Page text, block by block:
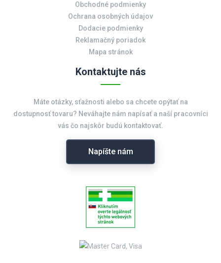
Obchodné podmienky
Ochrana osobných údajov
Dodacie podmienky
Reklamačný poriadok
Mapa stránok
Kontaktujte nás
Máte otázky, sťažnosti alebo sa chcete opýtať na
dostupnosť tovaru? Neváhajte nám napísať a naší pracovníci
vás čo najskôr budú kontaktovať.
Napíšte nám